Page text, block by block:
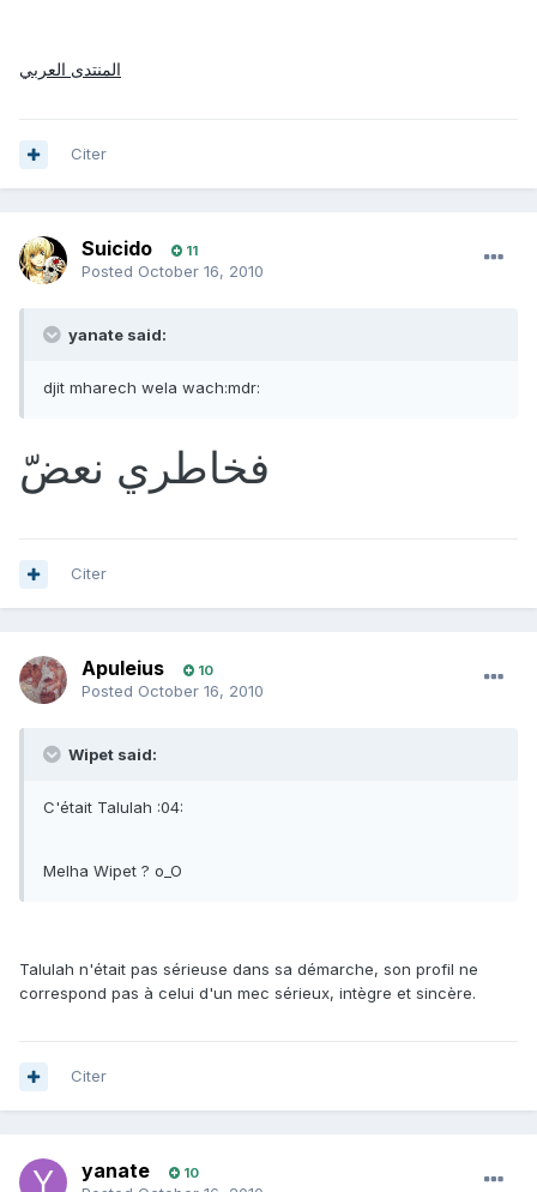
المنتدى العربي
Citer
Suicido 11
Posted October 16, 2010
yanate said:
djit mharech wela wach:mdr:
فخاطري نعضّ
Citer
Apuleius 10
Posted October 16, 2010
Wipet said:
C'était Talulah :04:
Melha Wipet ? o_O
Talulah n'était pas sérieuse dans sa démarche, son profil ne
correspond pas à celui d'un mec sérieux, intègre et sincère.
Citer
yanate 10